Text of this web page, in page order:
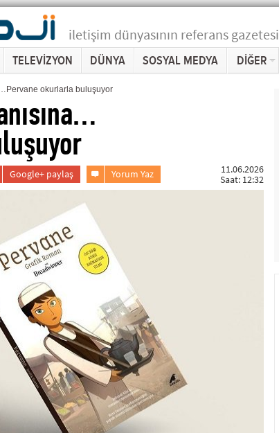
iletişim dünyasının referans gazetesi
TELEVİZYON DÜNYA SOSYAL MEDYA DİĞER
okurlarla buluşuyor
Google+ paylaş Yorum Yaz
11.06.2026
Saat: 12:32